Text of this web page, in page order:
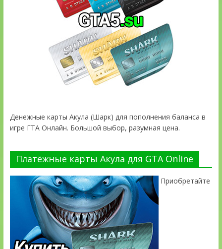
Денежные карты Акула (Шарк) для пополнения баланса в
игре ГТА Онлайн. Большой выбор, разумная цена.
Платёжные карты Акула для GTA Online
Приобретайте